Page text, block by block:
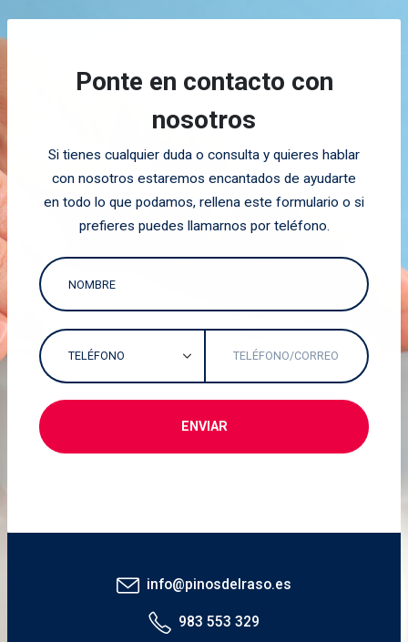
Ponte en contacto con
nosotros
Si tienes cualquier duda o consulta y quieres hablar
con nosotros estaremos encantados de ayudarte
en todo lo que podamos, rellena este formulario o si
prefieres puedes llamarnos por teléfono.
info@pinosdelraso.es
983 553 329